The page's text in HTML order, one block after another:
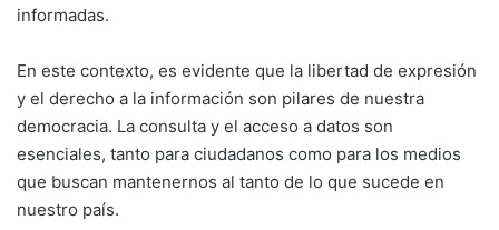
informadas.
En este contexto, es evidente que la libertad de expresión
y el derecho a la información son pilares de nuestra
democracia. La consulta y el acceso a datos son
esenciales, tanto para ciudadanos como para los medios
que buscan mantenernos al tanto de lo que sucede en
nuestro país.